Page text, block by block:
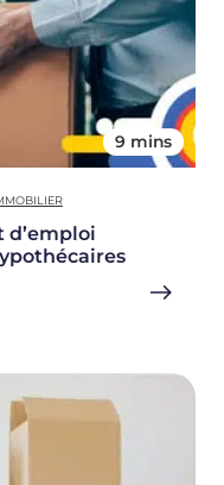
9 mins
d’emploi